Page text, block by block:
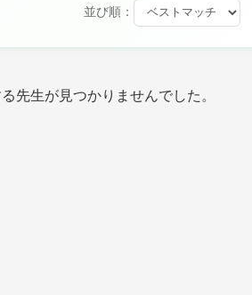
並び順：
先生が見つかりませんでした。